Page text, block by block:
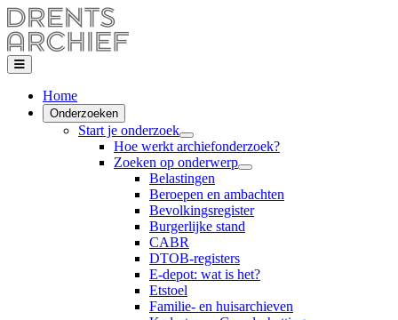
Home
Onderzoeken
Start je onderzoek
Hoe werkt archiefonderzoek?
Zoeken op onderwerp
Belastingen
Beroepen en ambachten
Bevolkingsregister
Burgerlijke stand
CABR
DTOB-registers
E-depot: wat is het?
Etstoel
Familie- en huisarchieven